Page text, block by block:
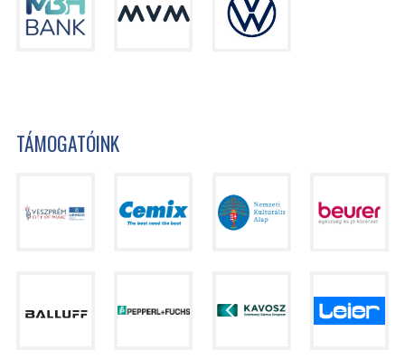
TÁMOGATÓINK